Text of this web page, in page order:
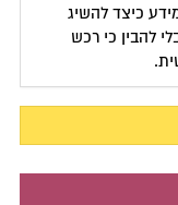
כיצד להשיג
להבין כי רכש